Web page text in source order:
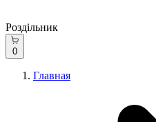
Роздільник
0
Главная